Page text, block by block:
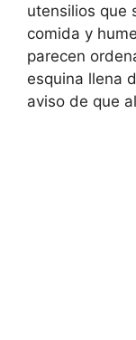
utensilios que
comida y
parecen
esquina llena
aviso de que